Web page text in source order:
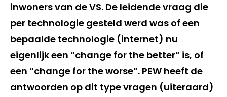
inwoners van de VS. De leidende vraag die
per technologie gesteld werd was of een
bepaalde technologie (internet) nu
eigenlijk een “change for the better” is, of
een “change for the worse”. PEW heeft de
antwoorden op dit type vragen (uiteraard)